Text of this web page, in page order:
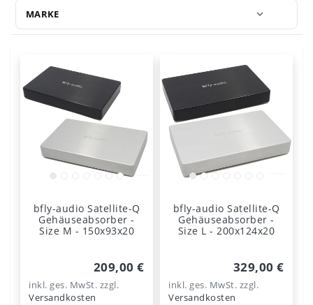
MARKE
bfly-audio Satellite-Q
Gehäuseabsorber -
Size M - 150x93x20
209,00 €
inkl. ges. MwSt. zzgl.
Versandkosten
bfly-audio Satellite-Q
Gehäuseabsorber -
Size L - 200x124x20
329,00 €
inkl. ges. MwSt. zzgl.
Versandkosten